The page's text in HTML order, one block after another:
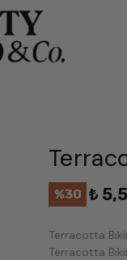
%30 ₺
Terracotta
Terracotta